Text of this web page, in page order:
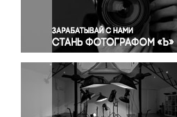
Правосудие
Происшествия и конфликты
Религия
Светская жизнь
Спорт
Экология
Экономика и бизнес